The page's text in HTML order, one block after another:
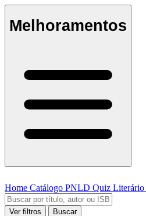
Melhoramentos
Home Catálogo PNLD Quiz Literário
Ver filtros
Buscar